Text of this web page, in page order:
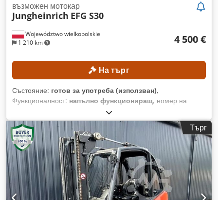
Województwo wielkopolskie
1 210 km
възможен мотокар
Jungheinrich EFG S30
4 500 €
На търг
Състояние: готов за употреба (използван),
Функционалност: напълно функциониращ, номер на
FN578418
производство:2018, часове на работа:14 745 h,
товароносимост:
3 000 кг, височина на повдигане:3 500
мм, тип мачта:симплекс, Оборудване:
странично
изместване, Без минимална цена – гарантирана продажба
на най-високата предложена цена! ТЕХНИЧЕСКИ
ХАРАКТЕРИСТИКИ Товароподемност: 3000 кг Височина на
повдигане: 3500 мм Обща височина: 2422 мм Разстояние
на центъра на тежестта на товара: 600 мм Crsdpfx Aozrgb
Търг